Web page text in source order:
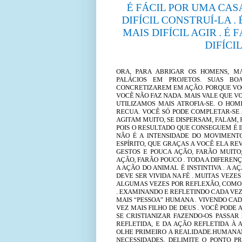
É FÁCIL POR UMA
DIFÍCIL CONSTRUÍ-LA .
MAIS DIFÍCIL AGIR . É
ORA, PARA ABRIGAR OS HOMENS,
PALÁCIOS EM PROJETOS. SUAS
CONCRETIZAREM EM AÇÃO. PORQUE
VOCÊ NÃO FAZ NADA. MAIS VALE QUE
UTILIZAMOS MAIS ATROFIA-SE. O
RECUA. VOCÊ SÓ PODE COMPLETAR-
AGITAM MUITO, SE DISPERSAM,
POIS O RESULTADO QUE CONSEGUEM É
NÃO É A INTENSIDADE DO
ESPÍRITO, QUE GRAÇAS A VOCÊ ELA
GESTOS E POUCA AÇÃO, FARÃO
AÇÃO, FARÃO POUCO . TODA A
A AÇÃO DO ANIMAL É INSTINTIVA . A
DEVE SER VIVIDA NA FÉ . MUITAS
ALGUMAS VEZES POR REFLEXÃO,
. EXAMINANDO E REFLETINDO CADA
MAIS “PESSOA” HUMANA . VIVENDO
VEZ MAIS FILHO DE DEUS . VOCÊ PODE
SE CRISTIANIZAR FAZENDO-OS
REFLETIDA, E DA AÇÃO REFLETIDA À
OLHE PRIMEIRO A
NECESSIDADES, DELIMITE O PONTO